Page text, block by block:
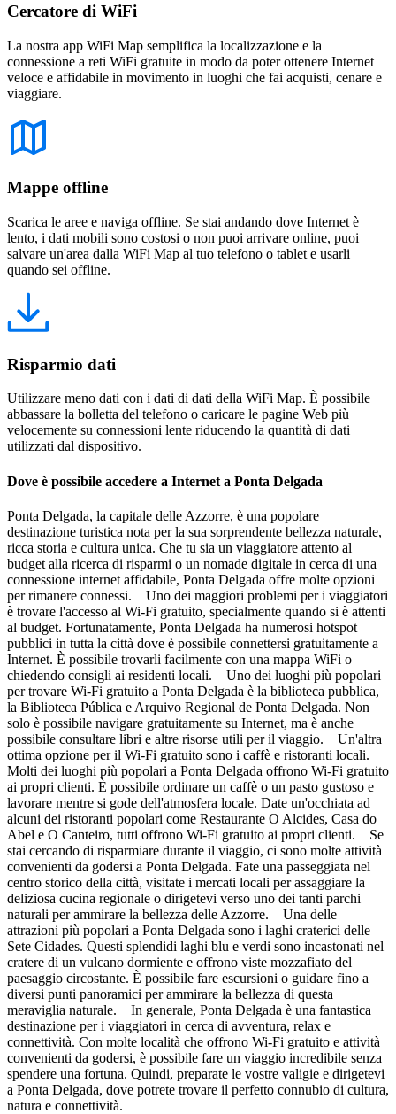
Cercatore di WiFi
La nostra app WiFi Map semplifica la localizzazione e la
connessione a reti WiFi gratuite in modo da poter ottenere Internet
veloce e affidabile in movimento in luoghi che fai acquisti, cenare e
viaggiare.
Mappe offline
Scarica le aree e naviga offline. Se stai andando dove Internet è
lento, i dati mobili sono costosi o non puoi arrivare online, puoi
salvare un'area dalla WiFi Map al tuo telefono o tablet e usarli
quando sei offline.
Risparmio dati
Utilizzare meno dati con i dati di dati della WiFi Map. È possibile
abbassare la bolletta del telefono o caricare le pagine Web più
velocemente su connessioni lente riducendo la quantità di dati
utilizzati dal dispositivo.
Dove è possibile accedere a Internet a Ponta Delgada
Ponta Delgada, la capitale delle Azzorre, è una popolare
destinazione turistica nota per la sua sorprendente bellezza naturale,
ricca storia e cultura unica. Che tu sia un viaggiatore attento al
budget alla ricerca di risparmi o un nomade digitale in cerca di una
connessione internet affidabile, Ponta Delgada offre molte opzioni
per rimanere connessi. Uno dei maggiori problemi per i viaggiatori
è trovare l'accesso al Wi-Fi gratuito, specialmente quando si è attenti
al budget. Fortunatamente, Ponta Delgada ha numerosi hotspot
pubblici in tutta la città dove è possibile connettersi gratuitamente a
Internet. È possibile trovarli facilmente con una mappa WiFi o
chiedendo consigli ai residenti locali. Uno dei luoghi più popolari
per trovare Wi-Fi gratuito a Ponta Delgada è la biblioteca pubblica,
la Biblioteca Pública e Arquivo Regional de Ponta Delgada. Non
solo è possibile navigare gratuitamente su Internet, ma è anche
possibile consultare libri e altre risorse utili per il viaggio. Un'altra
ottima opzione per il Wi-Fi gratuito sono i caffè e ristoranti locali.
Molti dei luoghi più popolari a Ponta Delgada offrono Wi-Fi gratuito
ai propri clienti. È possibile ordinare un caffè o un pasto gustoso e
lavorare mentre si gode dell'atmosfera locale. Date un'occhiata ad
alcuni dei ristoranti popolari come Restaurante O Alcides, Casa do
Abel e O Canteiro, tutti offrono Wi-Fi gratuito ai propri clienti. Se
stai cercando di risparmiare durante il viaggio, ci sono molte attività
convenienti da godersi a Ponta Delgada. Fate una passeggiata nel
centro storico della città, visitate i mercati locali per assaggiare la
deliziosa cucina regionale o dirigetevi verso uno dei tanti parchi
naturali per ammirare la bellezza delle Azzorre. Una delle
attrazioni più popolari a Ponta Delgada sono i laghi craterici delle
Sete Cidades. Questi splendidi laghi blu e verdi sono incastonati nel
cratere di un vulcano dormiente e offrono viste mozzafiato del
paesaggio circostante. È possibile fare escursioni o guidare fino a
diversi punti panoramici per ammirare la bellezza di questa
meraviglia naturale. In generale, Ponta Delgada è una fantastica
destinazione per i viaggiatori in cerca di avventura, relax e
connettività. Con molte località che offrono Wi-Fi gratuito e attività
convenienti da godersi, è possibile fare un viaggio incredibile senza
spendere una fortuna. Quindi, preparate le vostre valigie e dirigetevi
a Ponta Delgada, dove potrete trovare il perfetto connubio di cultura,
natura e connettività.